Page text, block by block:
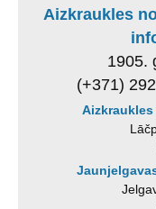
Aizkraukles
1905.
(+371)